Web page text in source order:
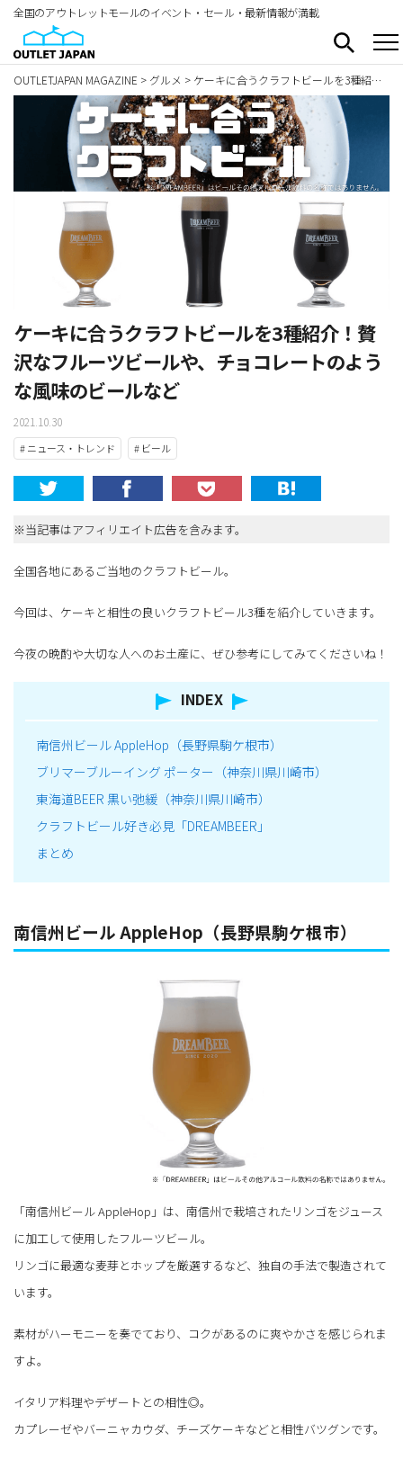
全国のアウトレットモールのイベント・セール・最新情報が満載
OUTLETJAPAN MAGAZINE > グルメ > ケーキに合うクラフトビールを3種紹介！贅沢なフルーツビールや、チョコレートのような風味のビールなど
ケーキに合うクラフトビールを3種紹介！贅
沢なフルーツビールや、チョコレートのよう
な風味のビールなど
2021.10.30
# ニュース・トレンド # ビール
※当記事はアフィリエイト広告を含みます。
全国各地にあるご当地のクラフトビール。
今回は、ケーキと相性の良いクラフトビール3種を紹介していきます。
今夜の晩酌や大切な人へのお土産に、ぜひ参考にしてみてくださいね！
INDEX
南信州ビール AppleHop（長野県駒ケ根市）
ブリマーブルーイング ポーター（神奈川県川崎市）
東海道BEER 黒い弛緩（神奈川県川崎市）
クラフトビール好き必見「DREAMBEER」
まとめ
南信州ビール AppleHop（長野県駒ケ根市）
「南信州ビール AppleHop」は、南信州で栽培されたリンゴをジュース
に加工して使用したフルーツビール。
リンゴに最適な麦芽とホップを厳選するなど、独自の手法で製造されて
います。
素材がハーモニーを奏でており、コクがあるのに爽やかさを感じられま
すよ。
イタリア料理やデザートとの相性◎。
カプレーゼやバーニャカウダ、チーズケーキなどと相性バツグンです。